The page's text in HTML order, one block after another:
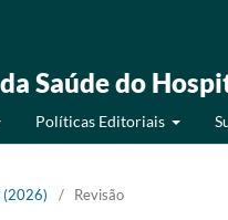
Saúde do
Políticas Editoriais
(2026) / Revisão